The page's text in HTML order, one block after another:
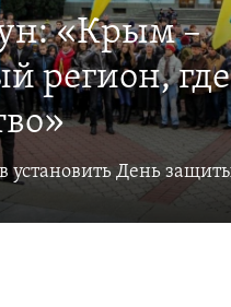
«Крым –
регион,
установить День